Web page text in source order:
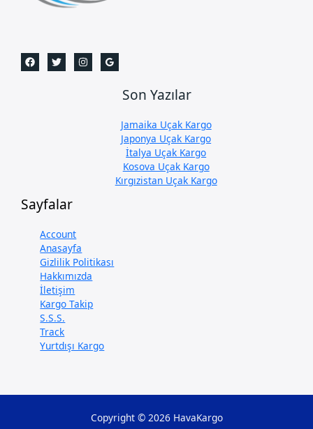
Son Yazılar
Jamaika Uçak Kargo
Japonya Uçak Kargo
İtalya Uçak Kargo
Kosova Uçak Kargo
Kırgızistan Uçak Kargo
Sayfalar
Account
Anasayfa
Gizlilik Politikası
Hakkımızda
İletişim
Kargo Takip
S.S.S.
Track
Yurtdışı Kargo
Copyright © 2026 HavaKargo